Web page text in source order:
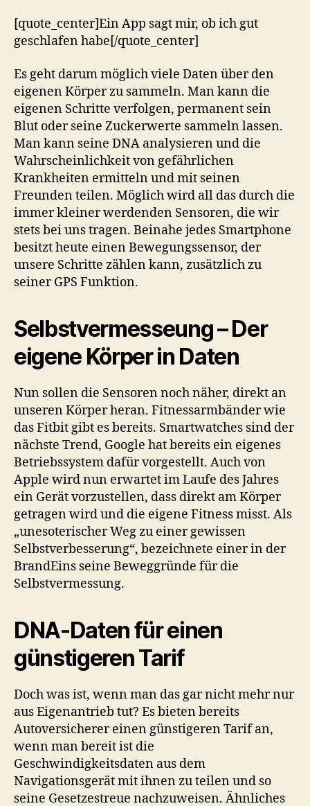
[quote_center]Ein App sagt mir, ob ich gut
geschlafen habe[/quote_center]
Es geht darum möglich viele Daten über den
eigenen Körper zu sammeln. Man kann die
eigenen Schritte verfolgen, permanent sein
Blut oder seine Zuckerwerte sammeln lassen.
Man kann seine DNA analysieren und die
Wahrscheinlichkeit von gefährlichen
Krankheiten ermitteln und mit seinen
Freunden teilen. Möglich wird all das durch die
immer kleiner werdenden Sensoren, die wir
stets bei uns tragen. Beinahe jedes Smartphone
besitzt heute einen Bewegungssensor, der
unsere Schritte zählen kann, zusätzlich zu
seiner GPS Funktion.
Selbstvermesseung – Der
eigene Körper in Daten
Nun sollen die Sensoren noch näher, direkt an
unseren Körper heran. Fitnessarmbänder wie
das Fitbit gibt es bereits. Smartwatches sind der
nächste Trend, Google hat bereits ein eigenes
Betriebssystem dafür vorgestellt. Auch von
Apple wird nun erwartet im Laufe des Jahres
ein Gerät vorzustellen, dass direkt am Körper
getragen wird und die eigene Fitness misst. Als
„unesoterischer Weg zu einer gewissen
Selbstverbesserung“, bezeichnete einer in der
BrandEins seine Beweggründe für die
Selbstvermessung.
DNA-Daten für einen
günstigeren Tarif
Doch was ist, wenn man das gar nicht mehr nur
aus Eigenantrieb tut? Es bieten bereits
Autoversicherer einen günstigeren Tarif an,
wenn man bereit ist die
Geschwindigkeitsdaten aus dem
Navigationsgerät mit ihnen zu teilen und so
seine Gesetzestreue nachzuweisen. Ähnliches